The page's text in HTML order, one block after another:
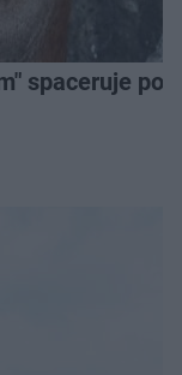
spaceruje po